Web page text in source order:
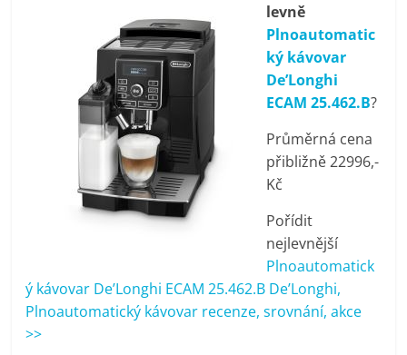
telefony,
kávovary,
bazény
elektronika
recenze,
pračky,
televize,
levně
Plnoautomatic
ký kávovar
De’Longhi
ECAM 25.462.B?
Průměrná cena
přibližně 22996,-
Kč
Pořídit
nejlevnější
Plnoautomatick
ý kávovar De’Longhi ECAM 25.462.B De’Longhi,
Plnoautomatický kávovar recenze, srovnání, akce
>>